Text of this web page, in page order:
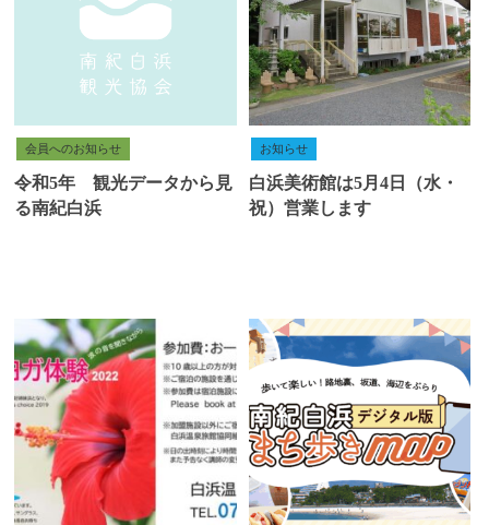
会員へのお知らせ
令和5年 観光データから見
る南紀白浜
お知らせ
白浜美術館は5月4日（水・
祝）営業します